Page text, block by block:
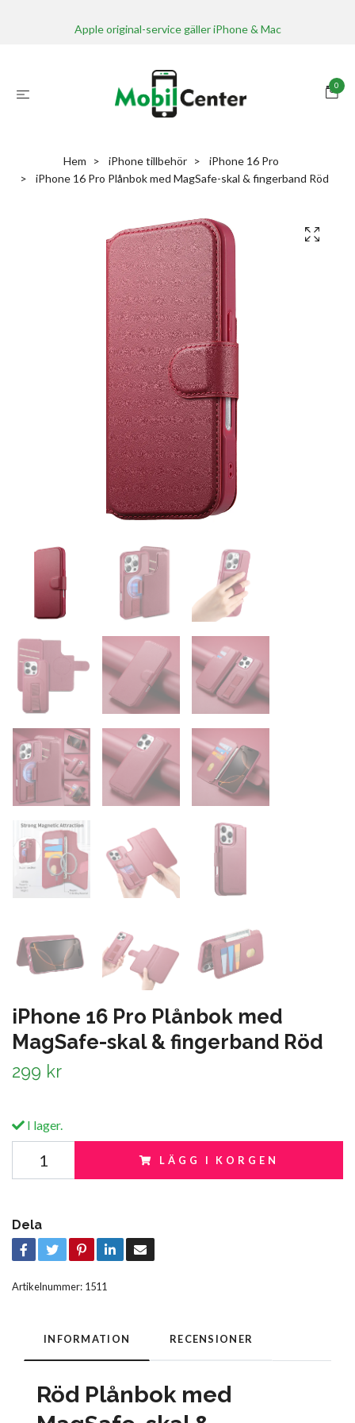
Apple original-service gäller iPhone & Mac
0
Hem iPhone tillbehör
iPhone 16 Pro
iPhone 16 Pro Plånbok med MagSafe-skal & fingerband Röd
iPhone 16 Pro Plånbok med
MagSafe-skal & fingerband Röd
299 kr
I lager.
LÄGG I KORGEN
Dela
Artikelnummer: 1511
INFORMATION RECENSIONER
Röd Plånbok med